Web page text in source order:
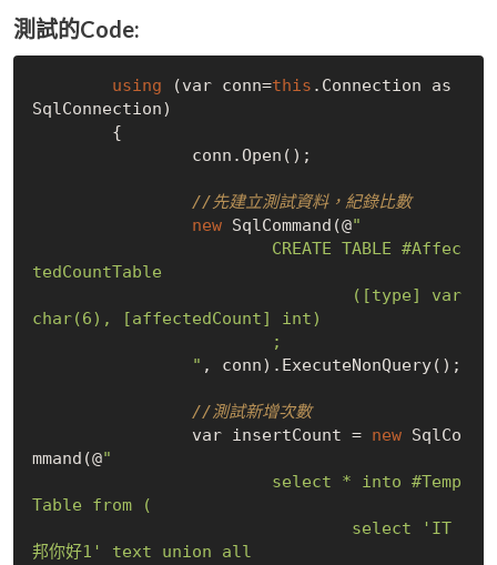
測試的Code:
using (var conn=this .Connection as
SqlConnection)
//先建立測試資料，紀錄比數
new SqlCommand(@"
tedCountTable
char(6), [affectedCount] int)
		"
, conn).ExecuteNonQuery();
//測試新增次數
		var insertCount =
new SqlCo
mmand(@"
Table from (
邦你好1' text union all